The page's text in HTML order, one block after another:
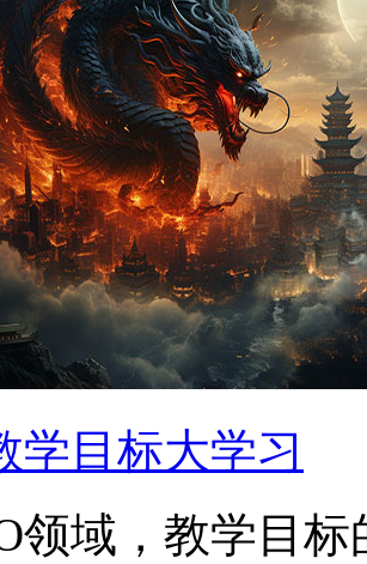
学目标大学习
领域，教学目